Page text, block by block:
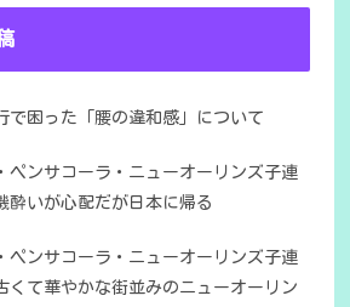
で困った「腰の違和感」について
ペンサコーラ・ニューオーリンズ子連
いが心配だが日本に帰る
ペンサコーラ・ニューオーリンズ子連
て華やかな街並みのニューオーリン